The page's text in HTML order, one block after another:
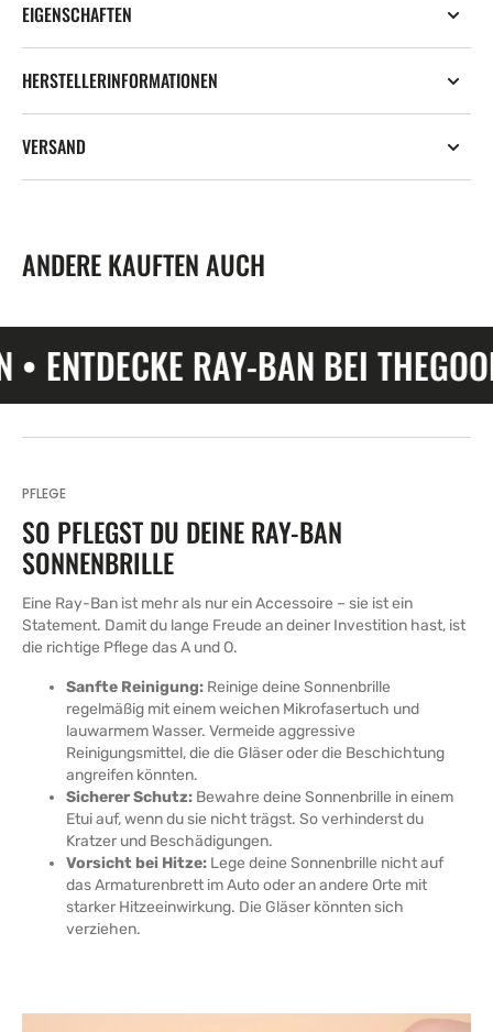
EIGENSCHAFTEN
HERSTELLERINFORMATIONEN
VERSAND
ANDERE KAUFTEN AUCH
RAY-BAN BEI
PFLEGE
SO PFLEGST DU DEINE RAY-BAN
SONNENBRILLE
Eine Ray-Ban ist mehr als nur ein Accessoire – sie ist ein
Statement. Damit du lange Freude an deiner Investition hast, ist
die richtige Pflege das A und O.
Sanfte Reinigung: Reinige deine Sonnenbrille
regelmäßig mit einem weichen Mikrofasertuch und
lauwarmem Wasser. Vermeide aggressive
Reinigungsmittel, die die Gläser oder die Beschichtung
angreifen könnten.
Sicherer Schutz: Bewahre deine Sonnenbrille in einem
Etui auf, wenn du sie nicht trägst. So verhinderst du
Kratzer und Beschädigungen.
Vorsicht bei Hitze: Lege deine Sonnenbrille nicht auf
das Armaturenbrett im Auto oder an andere Orte mit
starker Hitzeeinwirkung. Die Gläser könnten sich
verziehen.